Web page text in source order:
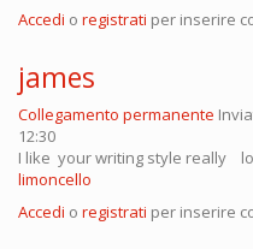
Accedi o registrati per inserire
james
Collegamento permanente
12:30
I like your writing style really
limoncello
Accedi o registrati per inserire